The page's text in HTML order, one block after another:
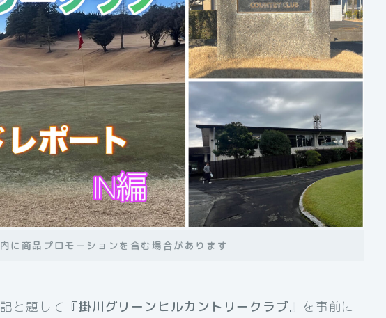
に商品プロモーションを含む場合があります
と題して 『掛川グリーンヒルカントリークラブ』 を事前に